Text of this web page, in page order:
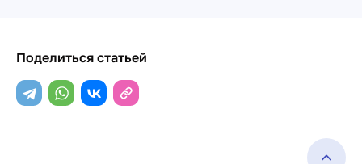
Поделиться статьей